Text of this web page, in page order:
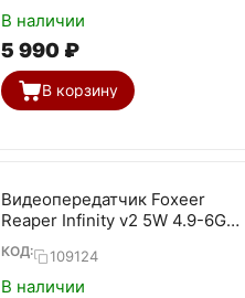
В наличии
5 990 ₽
В корзину
Видеопередатчик Foxeer
Reaper Infinity v2 5W 4.9-6G
80ch VTx
КОД: 109124
В наличии